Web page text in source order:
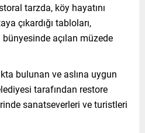
tarzda, köy hayatını
çıkardığı tabloları,
açılan müzede
bulunan ve aslına uygun
tarafından restore
sanatseverleri ve turistleri